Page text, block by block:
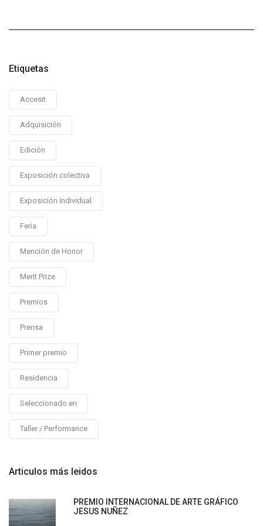
Etiquetas
Accesit
Adquisición
Edición
Exposición colectiva
Exposición individual
Feria
Mención de Honor
Merit Prize
Premios
Prensa
Primer premio
Residencia
Seleccionado en
Taller / Performance
Articulos más leidos
PREMIO INTERNACIONAL DE ARTE GRÁFICO
JESUS NUÑEZ